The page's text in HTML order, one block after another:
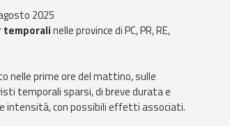
2025
temporalinelle province di PC, PR, RE,
nelle prime ore del mattino, sulle
temporali sparsi, di breve durata e
intensità, con possibili effetti associati.